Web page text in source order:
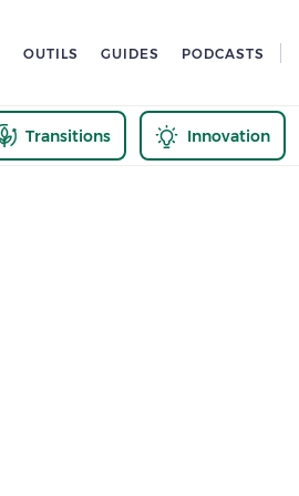
OUTILS GUIDES PODCASTS
Transitions Innovation